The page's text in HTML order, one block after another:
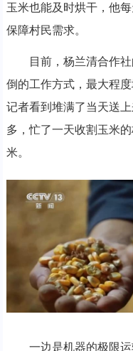
玉米也能及时烘干，他
保障村民需求。
目前，杨兰清合作社
倒的工作方式，最大程
记者看到堆满了当天送
多，忙了一天收割玉米
米。
一边是机器的极限运